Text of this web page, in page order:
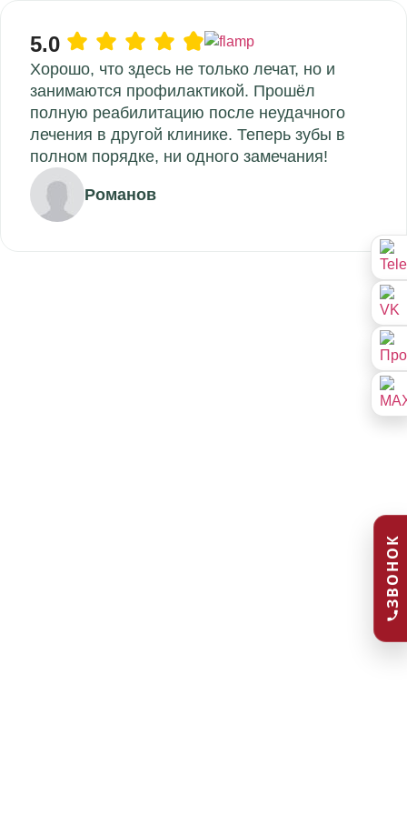
5.0
Хорошо, что здесь не только лечат, но и
занимаются профилактикой. Прошёл
полную реабилитацию после неудачного
лечения в другой клинике. Теперь зубы в
полном порядке, ни одного замечания!
Романов
ЗВОНОК